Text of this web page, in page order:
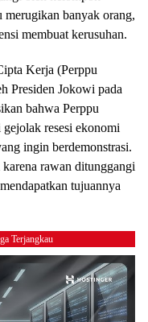
banyak orang,
membuat kerusuhan.
Kerja (Perppu
Presiden Jokowi pada
bahwa Perppu
resesi ekonomi
ingin berdemonstrasi.
rawan ditunggangi
tujuannya
Terjangkau